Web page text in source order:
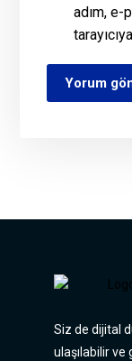
adım,
Yorum
Siz de dijital
ulaşılabilir ve